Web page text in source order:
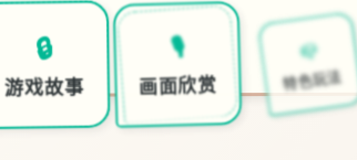
🔒
游戏故事
🎙️
画面欣赏
📪
特色玩法